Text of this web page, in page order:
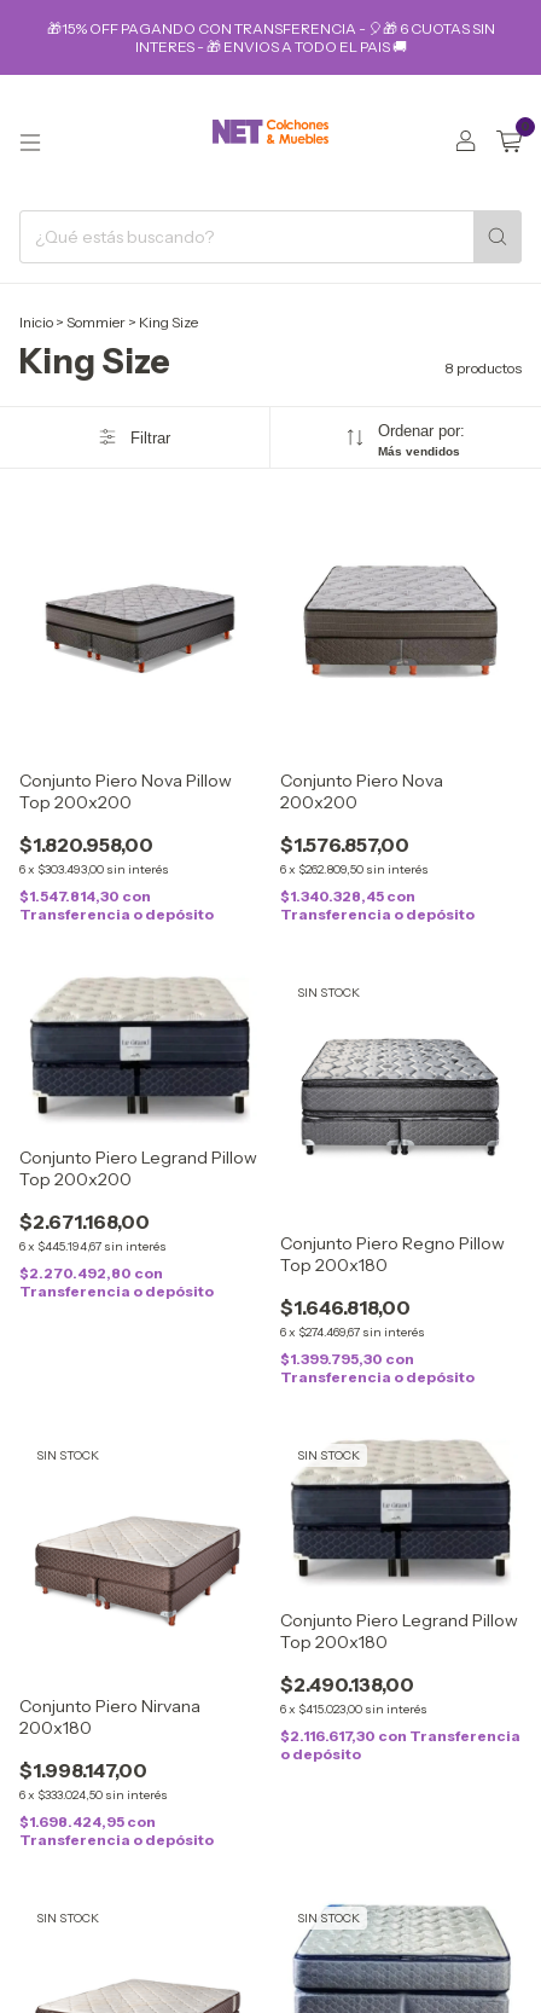
🎁15% OFF PAGANDO CON TRANSFERENCIA - 🎈🎁 6 CUOTAS SIN
INTERES - 🎁 ENVIOS A TODO EL PAIS 🚚
0
Inicio > Sommier > King Size
King Size 8 productos
Filtrar Ordenar por:
Más vendidos
Conjunto Piero Nova Pillow
Top 200x200
$1.820.958,00
6x $303.493,00 sin interés
$1.547.814,30 con
Transferencia o depósito
Conjunto Piero Nova
200x200
$1.576.857,00
6x $262.809,50 sin interés
$1.340.328,45 con
Transferencia o depósito
Conjunto Piero Legrand Pillow
Top 200x200
$2.671.168,00
6x $445.194,67 sin interés
$2.270.492,80 con
Transferencia o depósito
SIN STOCK
Conjunto Piero Regno Pillow
Top 200x180
$1.646.818,00
6x $274.469,67 sin interés
$1.399.795,30 con
Transferencia o depósito
SIN STOCK
Conjunto Piero Nirvana
200x180
$1.998.147,00
6x $333.024,50 sin interés
$1.698.424,95 con
Transferencia o depósito
SIN STOCK
Conjunto Piero Legrand Pillow
Top 200x180
$2.490.138,00
6x $415.023,00 sin interés
$2.116.617,30 con Transferencia
o depósito
SIN STOCK SIN STOCK